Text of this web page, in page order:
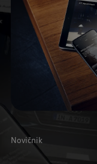
Novičnik